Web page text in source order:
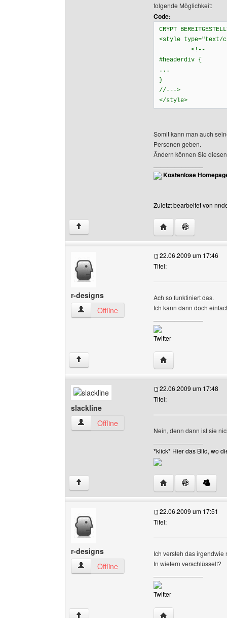
folgende Möglichkeit:
Code:
CRYPT
<style type="text/
<!--
#headerdiv {
...
}
//--->
</style>
Somit kann man auch
Personen geben.
Ändern können Sie
Kostenlose
Zuletzt bearbeitet von
↑ Website dieses
r-designs
r-designs Benutzer-Profile anzeigen
Offline
22.06.2009 um 17:46
Titel:
Ach so funktiniert das.
Ich kann dann doch
Twitter
↑ Website dieses
slackline
slackline Benutzer-Profile anzeigen
Offline
22.06.2009 um 17:48
Titel:
Nein, denn dann ist sie
*klick* Hier das Bild, wo
↑ Website dieses
r-designs
r-designs Benutzer-Profile anzeigen
Offline
22.06.2009 um 17:51
Titel:
Ich versteh das irgendwie
In wiefern verschlüsselt?
Twitter
↑ Website dieses